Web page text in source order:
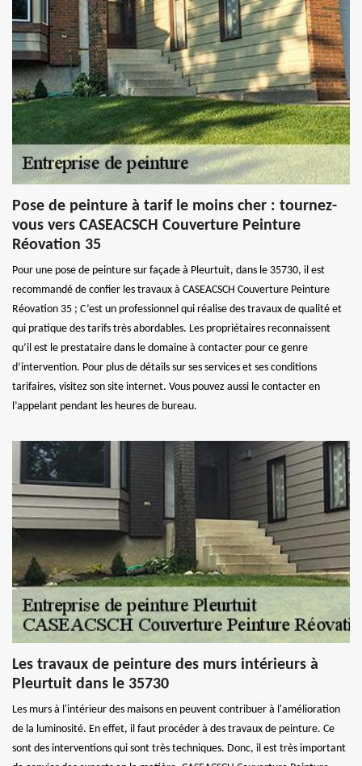
Pose de peinture à tarif le moins cher : tournez-
vous vers CASEACSCH Couverture Peinture
Réovation 35
Pour une pose de peinture sur façade à Pleurtuit, dans le 35730, il est
recommandé de confier les travaux à CASEACSCH Couverture Peinture
Réovation 35 ; C’est un professionnel qui réalise des travaux de qualité et
qui pratique des tarifs très abordables. Les propriétaires reconnaissent
qu’il est le prestataire dans le domaine à contacter pour ce genre
d’intervention. Pour plus de détails sur ses services et ses conditions
tarifaires, visitez son site internet. Vous pouvez aussi le contacter en
l’appelant pendant les heures de bureau.
Les travaux de peinture des murs intérieurs à
Pleurtuit dans le 35730
Les murs à l'intérieur des maisons en peuvent contribuer à l'amélioration
de la luminosité. En effet, il faut procéder à des travaux de peinture. Ce
sont des interventions qui sont très techniques. Donc, il est très important